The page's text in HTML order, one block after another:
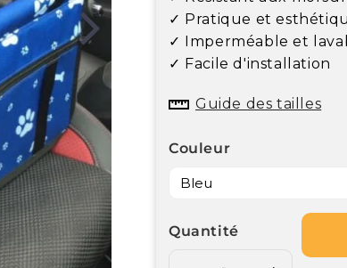
✓ Pratique et
✓ Imperméable et
✓ Facile d'installation
Guide des tailles
Couleur
Quantité